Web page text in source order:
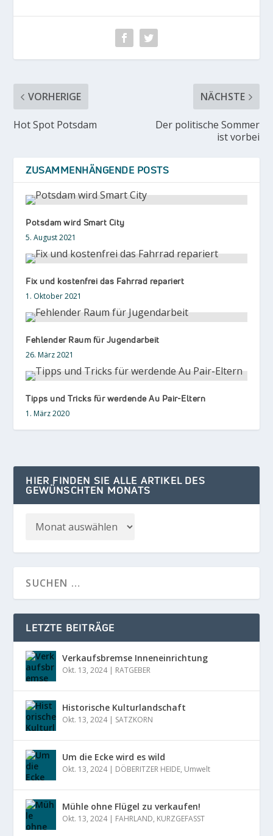
VORHERIGE
Hot Spot Potsdam
NÄCHSTE
Der politische Sommer
ist vorbei
ZUSAMMENHÄNGENDE POSTS
Potsdam wird Smart City
5. August 2021
Fix und kostenfrei das Fahrrad repariert
1. Oktober 2021
Fehlender Raum für Jugendarbeit
26. März 2021
Tipps und Tricks für werdende Au Pair-Eltern
1. März 2020
HIER FINDEN SIE ALLE ARTIKEL DES
GEWÜNSCHTEN MONATS
LETZTE BEITRÄGE
Verkaufsbremse Inneneinrichtung
Okt. 13, 2024| RATGEBER
Historische Kulturlandschaft
Okt. 13, 2024| SATZKORN
Um die Ecke wird es wild
Okt. 13, 2024| DÖBERITZER HEIDE, Umwelt
Mühle ohne Flügel zu verkaufen!
Okt. 13, 2024| FAHRLAND, KURZGEFASST